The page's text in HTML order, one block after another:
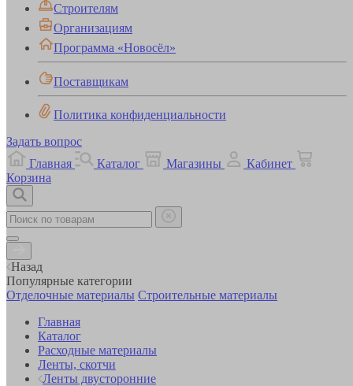
Строителям
Организациям
Программа «Новосёл»
Поставщикам
Политика конфиденциальности
Задать вопрос
Главная
Каталог Магазины
Кабинет
Корзина
Назад
Популярные категории
Отделочные материалы Строительные материалы
Главная
Каталог
Расходные материалы
Ленты, скотчи
Ленты двусторонние